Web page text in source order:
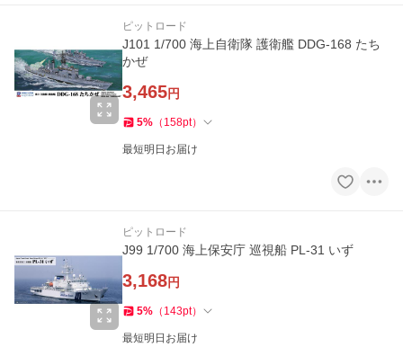
ピットロード
J101 1/700 海上自衛隊 護衛艦 DDG-168 たち
かぜ
3,465円
5% （ 158pt）
最短明日お届け
ピットロード
J99 1/700 海上保安庁 巡視船 PL-31 いず
3,168円
5% （ 143pt）
最短明日お届け